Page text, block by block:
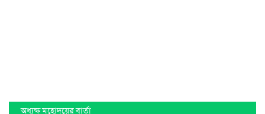
অধ্যক্ষ মহোদয়ের বার্তা